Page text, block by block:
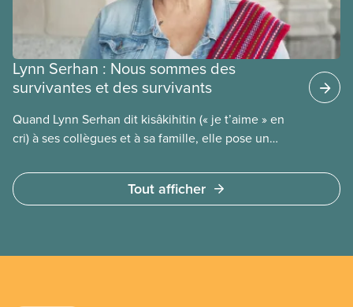
Lynn Serhan : Nous sommes des
survivantes et des survivants
Quand Lynn Serhan dit kisâkihitin (« je t’aime » en
cri) à ses collègues et à sa famille, elle pose un
parcours dans cet article de notre série de portraits
des membres du Comité national pour la justice
Tout afficher